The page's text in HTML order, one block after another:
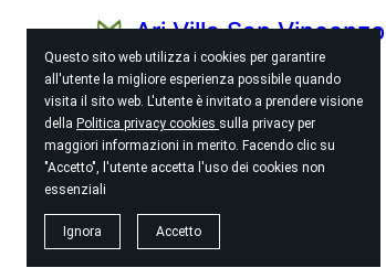
Questo sito web utilizza i cookies per garantire
all'utente la migliore esperienza possibile quando
visita il sito web. L'utente è invitato a prendere visione
della Politica privacy cookies sulla privacy per
maggiori informazioni in merito. Facendo clic su
"Accetto", l'utente accetta l'uso dei cookies non
essenziali
Ignora Accetto
Ari Villa San Vincenzo
appartamenti
vacanze
Cookies Politica sulla privacy
© 2026 Ari Villa San Vincenzo